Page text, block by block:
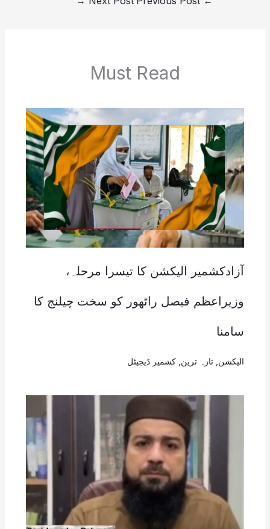
Must Read
آزادکشمیر الیکشن کا تیسرا مرحلہ،
وزیراعظم فیصل راٹھور کو سخت چیلنج کا
سامنا
الیکشن تازہ ترین کشمیر ڈیجیٹل